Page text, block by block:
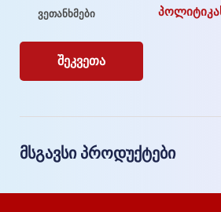
ვეთანხმები
მსგავსი პროდუქტები